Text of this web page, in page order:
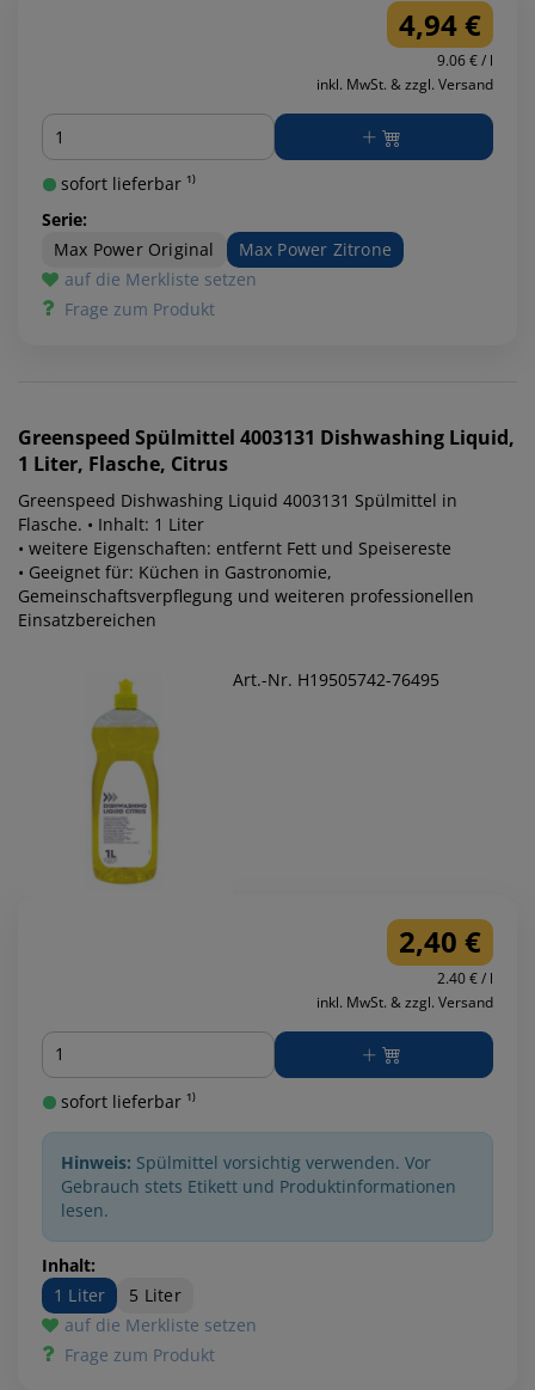
4,94 €
9.06 € / l
inkl. MwSt. & zzgl. Versand
Menge
sofort lieferbar ¹⁾
Serie:
Max Power Original
Max Power Zitrone
auf die Merkliste setzen
Frage zum Produkt
Greenspeed Spülmittel 4003131 Dishwashing Liquid,
1 Liter, Flasche, Citrus
Greenspeed Dishwashing Liquid 4003131 Spülmittel in
Flasche. • Inhalt: 1 Liter
• weitere Eigenschaften: entfernt Fett und Speisereste
• Geeignet für: Küchen in Gastronomie,
Gemeinschaftsverpflegung und weiteren professionellen
Einsatzbereichen
Art.-Nr. H19505742-76495
2,40 €
2.40 € / l
inkl. MwSt. & zzgl. Versand
Menge
sofort lieferbar ¹⁾
Hinweis: Spülmittel vorsichtig verwenden. Vor
Gebrauch stets Etikett und Produktinformationen
lesen.
Inhalt:
1 Liter
5 Liter
auf die Merkliste setzen
Frage zum Produkt